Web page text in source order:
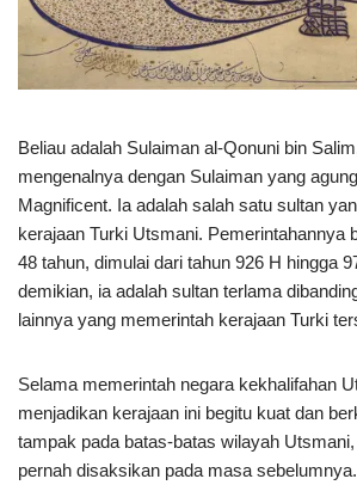
Beliau adalah Sulaiman al-Qonuni bin
mengenalnya dengan Sulaiman yang
Magnificent. Ia adalah salah satu sultan
kerajaan Turki Utsmani. Pemerintahannya
48 tahun, dimulai dari tahun 926 H hingga
demikian, ia adalah sultan terlama
lainnya yang memerintah kerajaan Turki
Selama memerintah negara kekhalifahan
menjadikan kerajaan ini begitu kuat dan
tampak pada batas-batas wilayah
pernah disaksikan pada masa